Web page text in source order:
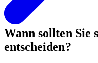
Wann sollten Sie
entscheiden?